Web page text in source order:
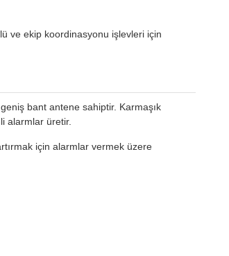
ve ekip koordinasyonu işlevleri için
bant antene sahiptir. Karmaşık
alarmlar üretir.
için alarmlar vermek üzere